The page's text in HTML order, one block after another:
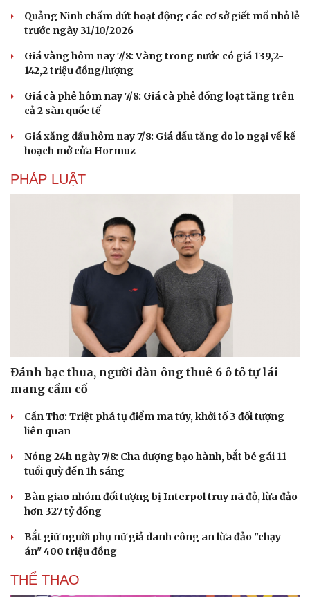
Quảng Ninh chấm dứt hoạt động các cơ sở giết mổ nhỏ lẻ
trước ngày 31/10/2026
Giá vàng hôm nay 7/8: Vàng trong nước có giá 139,2-
142,2 triệu đồng/lượng
Giá cà phê hôm nay 7/8: Giá cà phê đồng loạt tăng trên
cả 2 sàn quốc tế
Giá xăng dầu hôm nay 7/8: Giá dầu tăng do lo ngại về kế
hoạch mở cửa Hormuz
PHÁP LUẬT
Đánh bạc thua, người đàn ông thuê 6 ô tô tự lái
mang cầm cố
Cần Thơ: Triệt phá tụ điểm ma túy, khởi tố 3 đối tượng
liên quan
Nóng 24h ngày 7/8: Cha dượng bạo hành, bắt bé gái 11
tuổi quỳ đến 1h sáng
Bàn giao nhóm đối tượng bị Interpol truy nã đỏ, lừa đảo
hơn 327 tỷ đồng
Bắt giữ người phụ nữ giả danh công an lừa đảo "chạy
án" 400 triệu đồng
THỂ THAO